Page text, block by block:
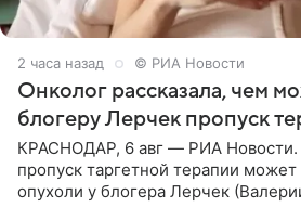
2 часа назад © РИА Новости
Онколог рассказала, чем
блогеру Лерчек пропуск
КРАСНОДАР, 6 авг — РИА Новости.
пропуск таргетной терапии может
опухоли у блогера Лерчек